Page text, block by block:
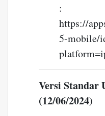
:
https://
5-mobile/
Versi Standar
(12/06/2024)